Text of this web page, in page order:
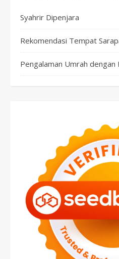
Syahrir Dipenjara
Rekomendasi Tempat
Pengalaman Umrah